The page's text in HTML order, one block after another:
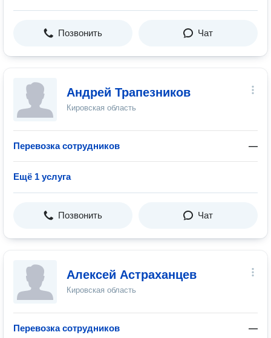
Позвонить Чат
Андрей Трапезников
Кировская область
Перевозка сотрудников —
Ещё 1 услуга
Позвонить Чат
Алексей Астраханцев
Кировская область
Перевозка сотрудников —